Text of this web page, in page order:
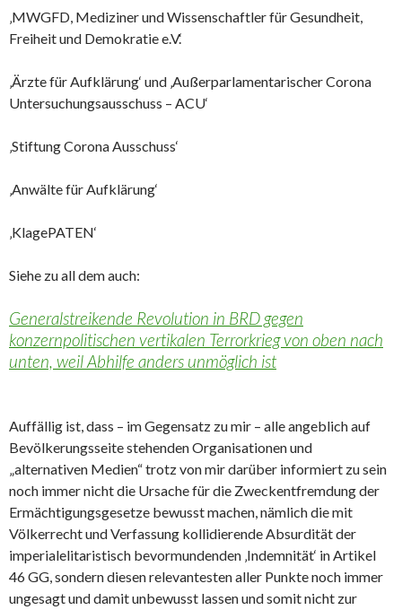
‚MWGFD, Mediziner und Wissenschaftler für Gesundheit,
Freiheit und Demokratie e.V.‘
‚Ärzte für Aufklärung‘ und ‚Außerparlamentarischer Corona
Untersuchungsausschuss – ACU‘
‚Stiftung Corona Ausschuss‘
‚Anwälte für Aufklärung‘
‚KlagePATEN‘
Siehe zu all dem auch:
Generalstreikende Revolution in BRD gegen
konzernpolitischen vertikalen Terrorkrieg von oben nach
unten, weil Abhilfe anders unmöglich ist
Auffällig ist, dass – im Gegensatz zu mir – alle angeblich auf
Bevölkerungsseite stehenden Organisationen und
„alternativen Medien“ trotz von mir darüber informiert zu sein
noch immer nicht die Ursache für die Zweckentfremdung der
Ermächtigungsgesetze bewusst machen, nämlich die mit
Völkerrecht und Verfassung kollidierende Absurdität der
imperialelitaristisch bevormundenden ‚Indemnität‘ in Artikel
46 GG, sondern diesen relevantesten aller Punkte noch immer
ungesagt und damit unbewusst lassen und somit nicht zur